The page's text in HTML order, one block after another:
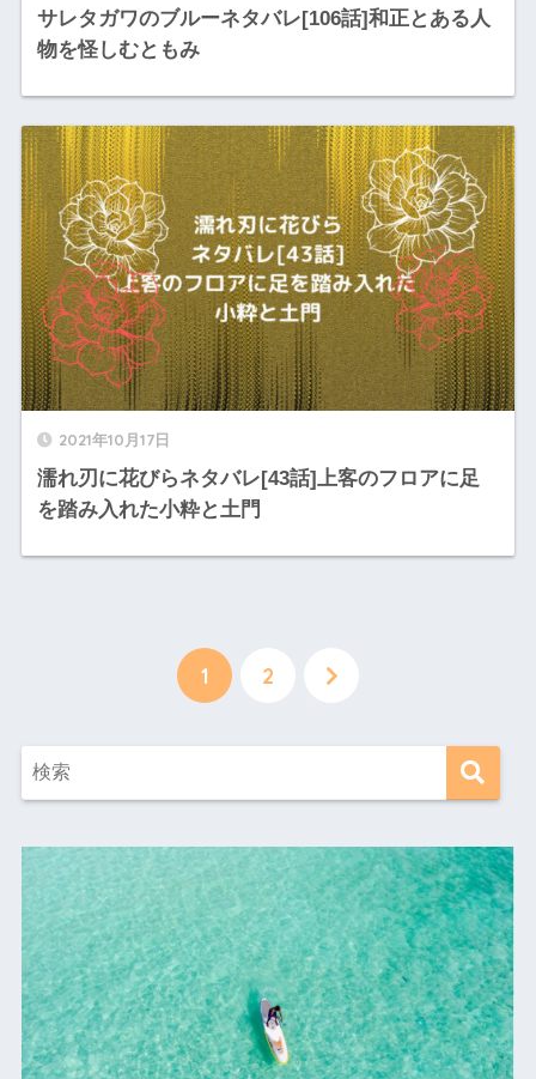
サレタガワのブルーネタバレ[106話]和正とある人
物を怪しむともみ
2021年10月17日
濡れ刃に花びらネタバレ[43話]上客のフロアに足
を踏み入れた小粋と土門
1 2